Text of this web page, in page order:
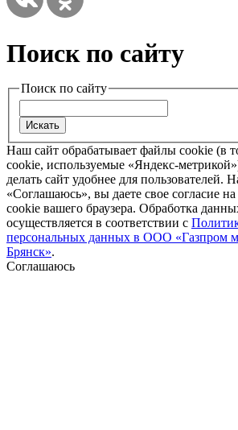
Поиск по сайту
Поиск по сайту
Наш сайт обрабатывает файлы cookie (в
cookie, используемые «Яндекс-
делать сайт удобнее для пользователей.
«Соглашаюсь», вы даете свое согласие
cookie вашего браузера. Обработка
осуществляется в соответствии с
персональных данных в ООО «Газпром
Брянск».
Соглашаюсь